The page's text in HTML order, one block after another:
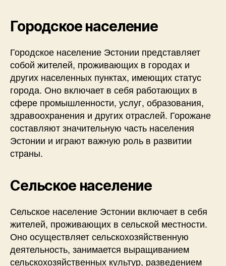
Городское население
Городское население Эстонии представляет
собой жителей, проживающих в городах и
других населенных пунктах, имеющих статус
города. Оно включает в себя работающих в
сфере промышленности, услуг, образования,
здравоохранения и других отраслей. Горожане
составляют значительную часть населения
Эстонии и играют важную роль в развитии
страны.
Сельское население
Сельское население Эстонии включает в себя
жителей, проживающих в сельской местности.
Оно осуществляет сельскохозяйственную
деятельность, занимается выращиванием
сельскохозяйственных культур, разведением